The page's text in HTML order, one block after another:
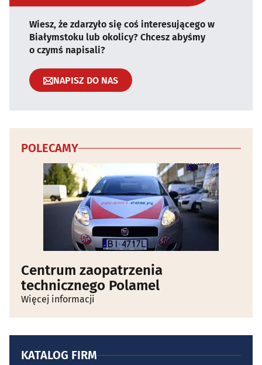
Wiesz, że zdarzyło się coś interesującego w
Białymstoku lub okolicy? Chcesz abyśmy
o czymś napisali?
NAPISZ DO NAS
POLECAMY
Centrum zaopatrzenia
technicznego Polamel
Więcej informacji
KATALOG FIRM